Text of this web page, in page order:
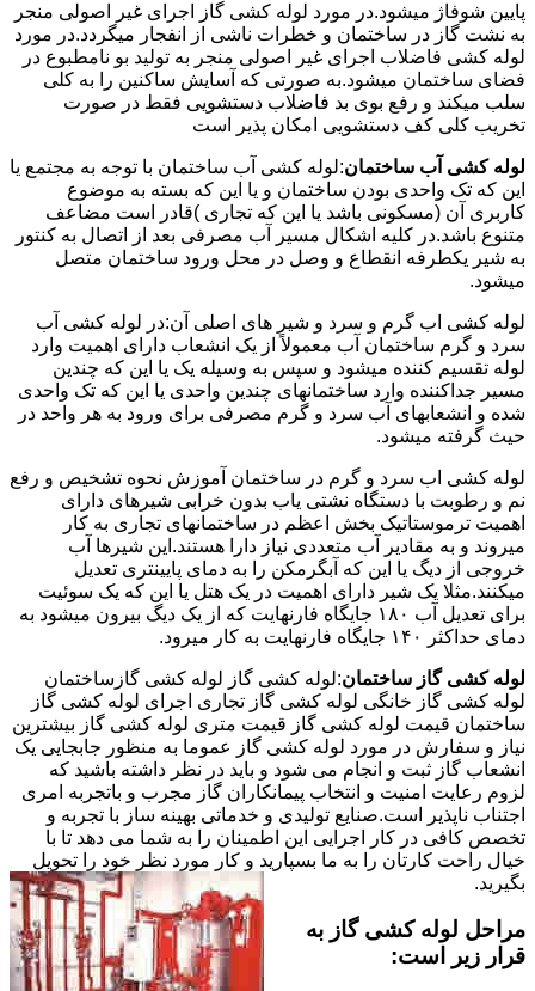
پایین شوفاژ میشود.در مورد لوله کشی گاز اجرای غیر اصولی منجر
به نشت گاز در ساختمان و خطرات ناشی از انفجار میگردد.در مورد
لوله کشی فاضلاب اجرای غیر اصولی منجر به تولید بو نامطبوع در
فضای ساختمان میشود.به صورتی که آسایش ساکنین را به کلی
سلب میکند و رفع بوی بد فاضلاب دستشویی فقط در صورت
تخریب کلی کف دستشویی امکان پذیر است
لوله کشی آب ساختمان:لوله کشی آب ساختمان با توجه به مجتمع یا
این که تک واحدی بودن ساختمان و یا این که بسته به موضوع
کاربری آن (مسکونی باشد یا این که تجاری )قادر است مضاعف
متنوع باشد.در کلیه اشکال مسیر آب مصرفی بعد از اتصال به کنتور
به شیر یکطرفه انقطاع و وصل در محل ورود ساختمان متصل
میشود.
لوله کشی اب گرم و سرد و شیر های اصلی آن:در لوله کشی آب
سرد و گرم ساختمان آب معمولاً از یک انشعاب دارای اهمیت وارد
لوله تقسیم کننده میشود و سپس به وسیله یک یا این که چندین
مسیر جداکننده وارد ساختمانهای چندین واحدی یا این که تک واحدی
شده و انشعابهای آب سرد و گرم مصرفی برای ورود به هر واحد در
حیث گرفته میشود.
لوله کشی اب سرد و گرم در ساختمان آموزش نحوه تشخیص و رفع
نم و رطوبت با دستگاه نشتی یاب بدون خرابی شیرهای دارای
اهمیت ترموستاتیک بخش اعظم در ساختمانهای تجاری به کار
میروند و به مقادیر آب متعددی نیاز دارا هستند.این شیرها آب
خروجی از دیگ یا این که آبگرمکن را به دمای پایینتری تعدیل
میکنند.مثلا یک شیر دارای اهمیت در یک هتل یا این که یک سوئیت
برای تعدیل آب ۱۸۰ جایگاه فارنهایت که از یک دیگ بیرون میشود به
دمای حداکثر ۱۴۰ جایگاه فارنهایت به کار میرود.
لوله کشی گاز ساختمان:لوله کشی گاز لوله کشی گازساختمان
لوله کشی گاز خانگی لوله کشی گاز تجاری اجرای لوله کشی گاز
ساختمان قیمت لوله کشی گاز قیمت متری لوله کشی گاز بیشترین
نیاز و سفارش در مورد لوله کشی گاز عموما به منظور جابجایی یک
انشعاب گاز ثبت و انجام می شود و باید در نظر داشته باشید که
لزوم رعایت امنیت و انتخاب پیمانکاران گاز مجرب و باتجربه امری
اجتناب ناپذیر است.صنایع تولیدی و خدماتی بهینه ساز با تجربه و
تخصص کافی در کار اجرایی این اطمینان را به شما می دهد تا با
خیال راحت کارتان را به ما بسپارید و کار مورد نظر خود را تحویل
بگیرید.
مراحل لوله کشی گاز به
قرار زیر است: